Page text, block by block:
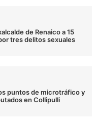
de Renaico a 15
tres delitos sexuales
puntos de microtráfico y
en Collipulli